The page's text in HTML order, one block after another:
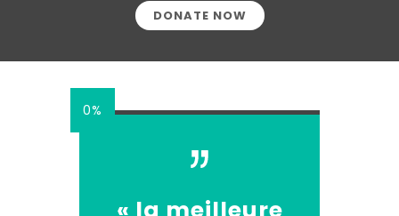
DONATE NOW
0%